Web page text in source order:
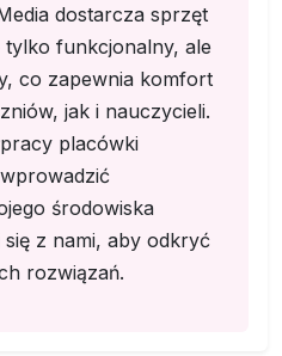
dostarcza sprzęt
funkcjonalny, ale
co zapewnia komfort
jak i nauczycieli.
placówki
środowiska
z nami, aby odkryć
rozwiązań.